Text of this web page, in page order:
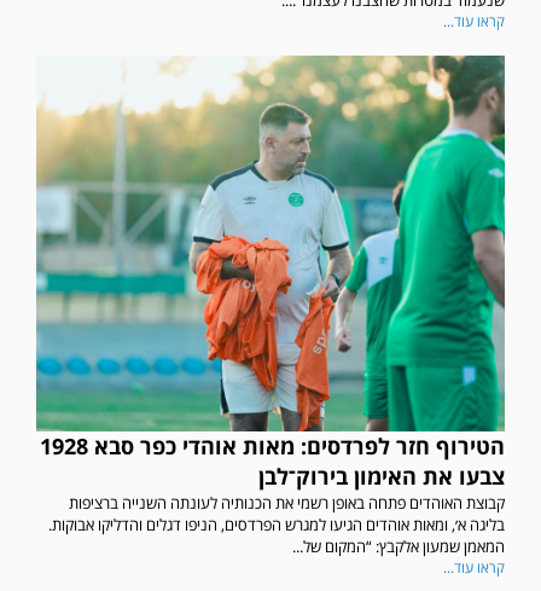
קראו עוד...
הטירוף חזר לפרדסים: מאות אוהדי כפר סבא 1928
צבעו את האימון בירוק־לבן
קבוצת האוהדים פתחה באופן רשמי את הכנותיה לעונתה השנייה ברציפות
בליגה א׳, ומאות אוהדים הגיעו למגרש הפרדסים, הניפו דגלים והדליקו אבוקות.
המאמן שמעון אלקבץ: “המקום של...
קראו עוד...